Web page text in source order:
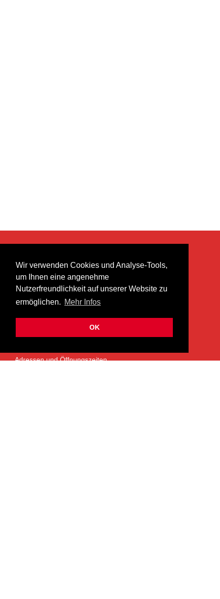
Wir verwenden Cookies und Analyse-Tools,
um Ihnen eine angenehme
Nutzerfreundlichkeit auf unserer Website zu
ermöglichen. Mehr Infos
OK
heer musik ag
Lättenstrasse 35
8952 Schlieren
info@heermusic.com
ÜBER UNS
Adressen und Öffnungszeiten